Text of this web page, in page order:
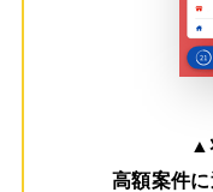
▲
高額案件